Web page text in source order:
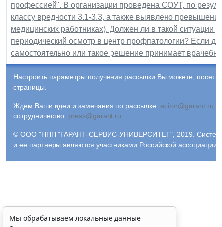
профессией". В организации проведена СОУТ, по
классу вредности 3.1-3.3, а также выявлено
медицинских работниках). Должен ли в такой ситуации
периодический осмотр в центр профпатологии? Если
самостоятельно или такое решение принимает
Настроить параметры получения рассылки Вы можете,
страницы.
Ждем Ваши идеи и замечания по рассылке: editor@garant.ru
сотрудничество: press@garant.ru
© ООО "НПП "ГАРАНТ-СЕРВИС-УНИВЕРСИТЕТ", 2019. Система
и ее партнеры являются участниками Российской
Мы обрабатываем локальные данные